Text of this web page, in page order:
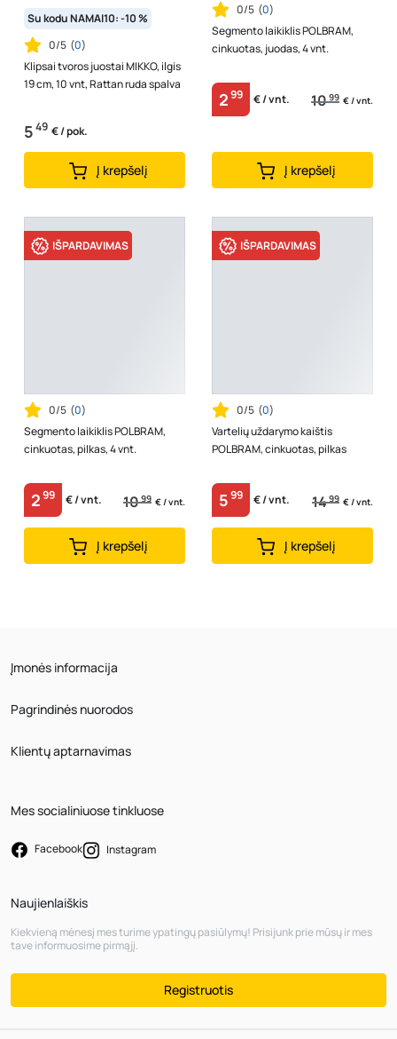
Su kodu NAMAI10: -10 %
0/5 (0)
Klipsai tvoros juostai MIKKO, ilgis
19 cm, 10 vnt, Rattan ruda spalva
549 € / pok.
Į krepšelį
0/5 (0)
Segmento laikiklis POLBRAM,
cinkuotas, juodas, 4 vnt.
299 € / vnt. 1099 € / vnt.
Į krepšelį
IŠPARDAVIMAS
0/5 (0)
Segmento laikiklis POLBRAM,
cinkuotas, pilkas, 4 vnt.
299 € / vnt. 1099 € / vnt.
Į krepšelį
IŠPARDAVIMAS
0/5 (0)
Vartelių uždarymo kaištis
POLBRAM, cinkuotas, pilkas
599 € / vnt. 1499 € / vnt.
Į krepšelį
Įmonės informacija
Pagrindinės nuorodos
Klientų aptarnavimas
Mes socialiniuose tinkluose
Facebook Instagram
Naujienlaiškis
Kiekvieną mėnesį mes turime ypatingų pasiūlymų! Prisijunk prie mūsų ir mes
tave informuosime pirmąjį.
Registruotis